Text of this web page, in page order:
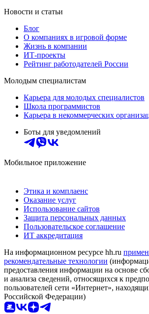
Новости и статьи
Блог
О компаниях в игровой форме
Жизнь в компании
ИТ-проекты
Рейтинг работодателей России
Молодым специалистам
Карьера для молодых специалистов
Школа программистов
Карьера в некоммерческих
Боты для уведомлений
Мобильное приложение
Этика и комплаенс
Оказание услуг
Использование сайтов
Защита персональных данных
Пользовательское соглашение
ИТ аккредитация
На информационном ресурсе hh.ru
рекомендательные технологии
предоставления информации на основе
и анализа сведений, относящихся к
пользователей сети «Интернет»,
Российской Федерации)